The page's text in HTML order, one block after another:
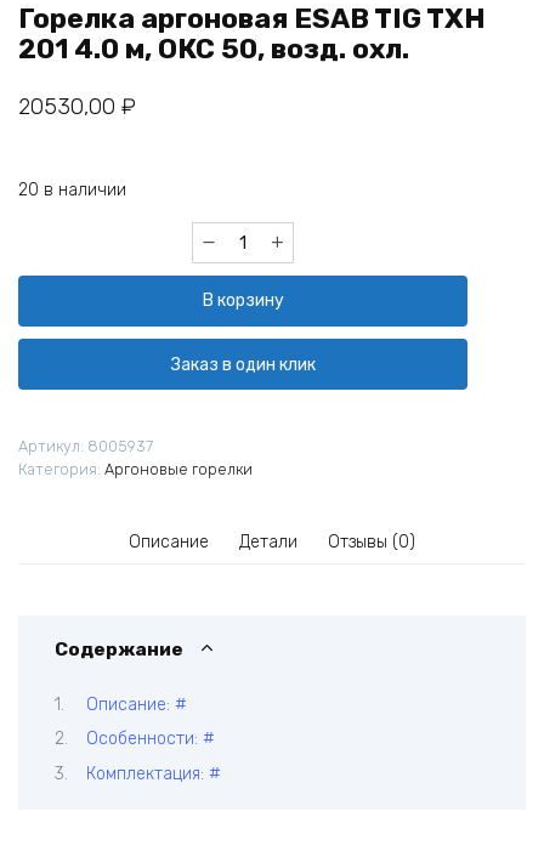
Горелка аргоновая ESAB TIG TXH
201 4.0 м, ОКС 50, возд. охл.
20530,00 ₽
20 в наличии
Количество
товара
аргоновая
ESAB
TIG
TXH
м,
возд.
В корзину
Заказ в один клик
Артикул: 8005937
Категория: Аргоновые горелки
Описание Детали Отзывы (0)
Содержание
Описание: #
Особенности: #
Комплектация: #